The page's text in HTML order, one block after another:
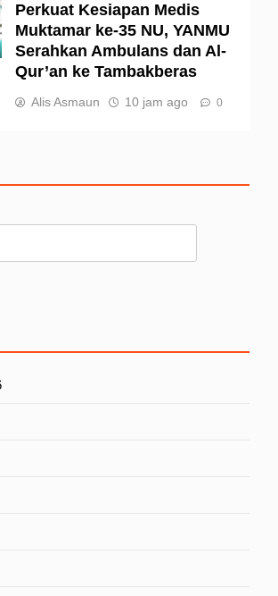
Perkuat Kesiapan Medis
Muktamar ke-35 NU, YANMU
Serahkan Ambulans dan Al-
Qur’an ke Tambakberas
Alis Asmaun 10 jam ago 0